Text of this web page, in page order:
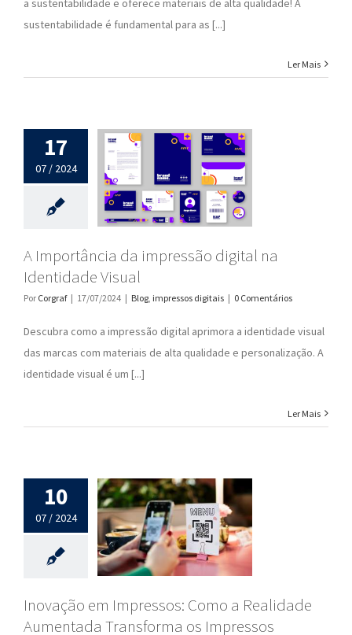
sustentabilidade é fundamental para as [...]
Ler Mais
17
07 / 2024
impressão digital na
A Importância da impressão digital na
Identidade Visual
Por Corgraf | 17/07/2024 | Blog impressos digitais | 0 Comentários
Descubra como a impressão digital aprimora a identidade visual
das marcas com materiais de alta qualidade e personalização. A
identidade visual é um [...]
Ler Mais
10
07 / 2024
Impressos: Como a
Realidade
Transforma os
Impressos
Inovação em Impressos: Como a Realidade
Aumentada Transforma os Impressos